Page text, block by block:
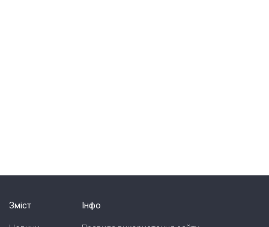
Зміст Інфо